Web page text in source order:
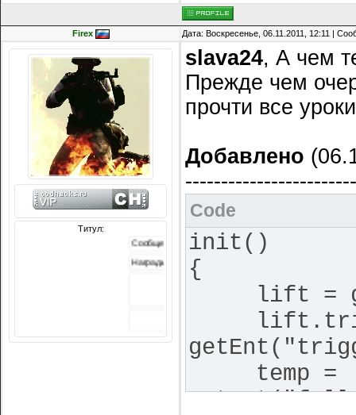
Firex Дата: Воскресенье, 06.11.2011, 12:11 |
Титул:
slava24, А чем
Прежде чем
прочти все
Добавлено
Code
init()
{
lift =
temp =